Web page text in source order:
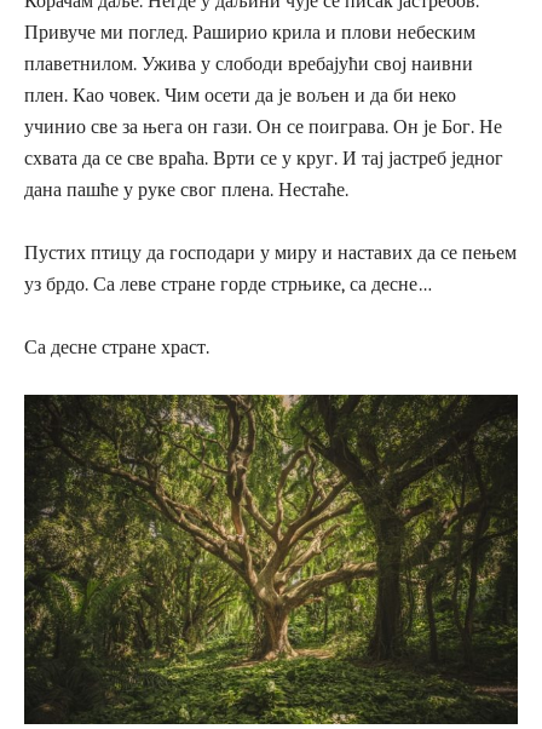
Привуче ми поглед. Раширио крила и плови небеским
плаветнилом. Ужива у слободи вребајући свој наивни
плен. Као човек. Чим осети да је вољен и да би неко
учинио све за њега он гази. Он се поиграва. Он је Бог. Не
схвата да се све враћа. Врти се у круг. И тај јастреб једног
дана пашће у руке свог плена. Нестаће.
Пустих птицу да господари у миру и наставих да се пењем
уз брдо. Са леве стране горде стрњике, са десне…
Са десне стране храст.